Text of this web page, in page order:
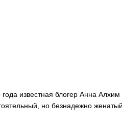
известная блогер Анна Алхим
но безнадежно